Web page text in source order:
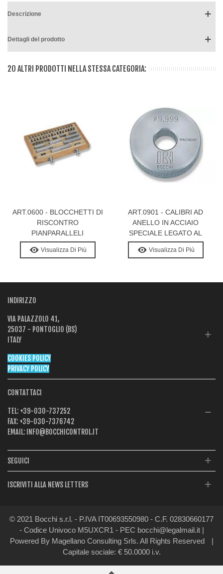
Descrizione
Dettagli del prodotto
20 ALTRI PRODOTTI NELLA STESSA CATEGORIA:
ART.0600 - BLOCCHETTI DI
RISCONTRO
PIANPARALLELI
Visualizza Di Più
ART.0901 - CALIBRI AD
ANELLO IN ACCIAIO
SPECIALE LEGATO AL
CROMO
Visualizza Di Più
INDIRIZZO
VIA PALAZZOLO 41,
25037 - PONTOGLIO (BS)
ITALY
COOKIES POLICY
PRIVACY POLICY
CONTATTACI
TEL: +39-030-737252
FAX: +39-030-7376742
EMAIL: INFO@BOCCHICONTROL.IT
SEGUICI
ISCRIVITI ALLA NEWS LETTERS
© 2021 Bocchi s.r.l. - P.IVA IT00693550980 - C.F. 02830660177
- Codice Univoco M5UXCR1 - PEC bocchi@legalmail.it |
Powered By Magellano Consulting Srls. All Rights Reserved
|
Capitale sociale: € 50.0000 i.v.